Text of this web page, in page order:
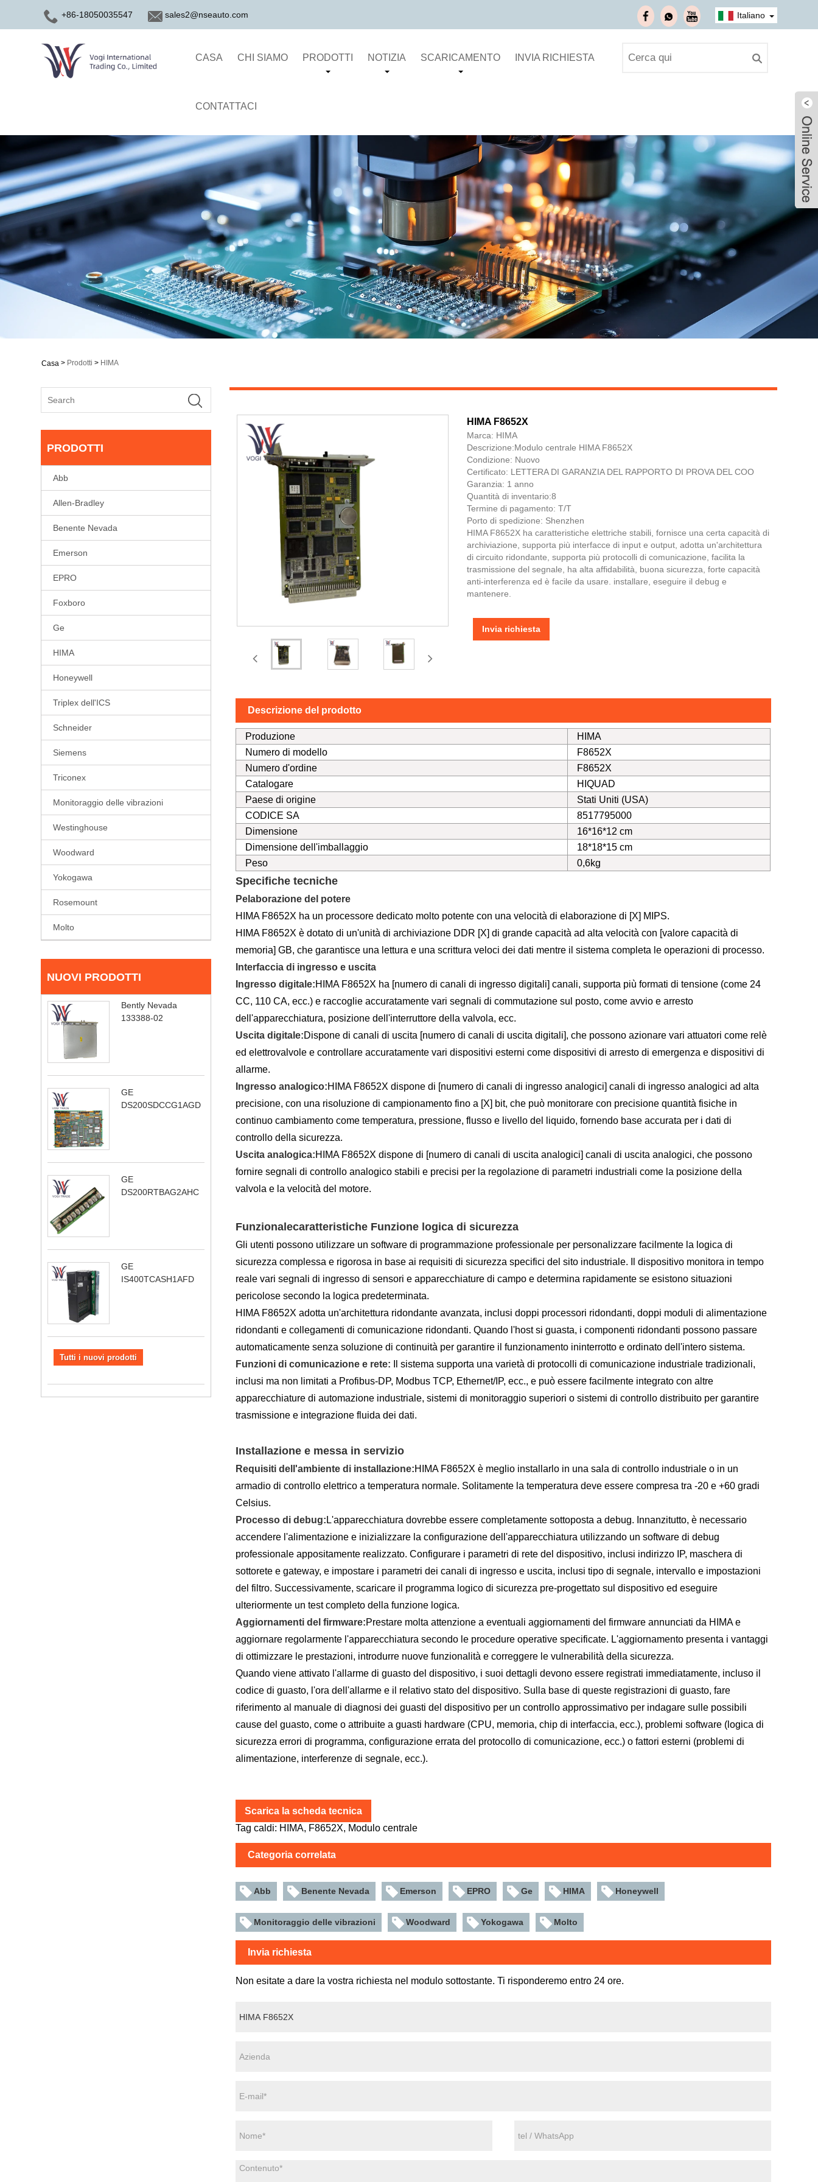
+86-18050035547 sales2@nseauto.com Italiano
CASA CHI SIAMO PRODOTTI NOTIZIA SCARICAMENTO INVIA RICHIESTA
CONTATTACI
Casa > Prodotti > HIMA
PRODOTTI
Abb
Allen-Bradley
Benente Nevada
Emerson
EPRO
Foxboro
Ge
HIMA
Honeywell
Triplex dell'ICS
Schneider
Siemens
Triconex
Monitoraggio delle vibrazioni
Westinghouse
Woodward
Yokogawa
Rosemount
Molto
NUOVI PRODOTTI
Bently Nevada
133388-02
GE
DS200SDCCG1AGD
GE
DS200RTBAG2AHC
GE
IS400TCASH1AFD
Tutti i nuovi prodotti
HIMA F8652X
Marca: HIMA
Descrizione:Modulo centrale HIMA F8652X
Condizione: Nuovo
Certificato: LETTERA DI GARANZIA DEL RAPPORTO DI PROVA DEL COO
Garanzia: 1 anno
Quantità di inventario:8
Termine di pagamento: T/T
Porto di spedizione: Shenzhen
HIMA F8652X ha caratteristiche elettriche stabili, fornisce una certa capacità di
archiviazione, supporta più interfacce di input e output, adotta un'architettura
di circuito ridondante, supporta più protocolli di comunicazione, facilita la
trasmissione del segnale, ha alta affidabilità, buona sicurezza, forte capacità
anti-interferenza ed è facile da usare. installare, eseguire il debug e
mantenere.
Invia richiesta
Descrizione del prodotto
Produzione
HIMA
Numero di modello
F8652X
Numero d'ordine
F8652X
Catalogare
HIQUAD
Paese di origine
Stati Uniti (USA)
CODICE SA
8517795000
Dimensione
16*16*12 cm
Dimensione dell'imballaggio
18*18*15 cm
Peso
0,6kg
Specifiche tecniche
Pelaborazione del potere
HIMA F8652X ha un processore dedicato molto potente con una velocità di elaborazione di [X] MIPS.
HIMA F8652X è dotato di un'unità di archiviazione DDR [X] di grande capacità ad alta velocità con [valore capacità di
memoria] GB, che garantisce una lettura e una scrittura veloci dei dati mentre il sistema completa le operazioni di processo.
Interfaccia di ingresso e uscita
Ingresso digitale:HIMA F8652X ha [numero di canali di ingresso digitali] canali, supporta più formati di tensione (come 24
CC, 110 CA, ecc.) e raccoglie accuratamente vari segnali di commutazione sul posto, come avvio e arresto
dell'apparecchiatura, posizione dell'interruttore della valvola, ecc.
Uscita digitale:Dispone di canali di uscita [numero di canali di uscita digitali], che possono azionare vari attuatori come relè
ed elettrovalvole e controllare accuratamente vari dispositivi esterni come dispositivi di arresto di emergenza e dispositivi di
allarme.
Ingresso analogico:HIMA F8652X dispone di [numero di canali di ingresso analogici] canali di ingresso analogici ad alta
precisione, con una risoluzione di campionamento fino a [X] bit, che può monitorare con precisione quantità fisiche in
continuo cambiamento come temperatura, pressione, flusso e livello del liquido, fornendo base accurata per i dati di
controllo della sicurezza.
Uscita analogica:HIMA F8652X dispone di [numero di canali di uscita analogici] canali di uscita analogici, che possono
fornire segnali di controllo analogico stabili e precisi per la regolazione di parametri industriali come la posizione della
valvola e la velocità del motore.
Funzionalecaratteristiche Funzione logica di sicurezza
Gli utenti possono utilizzare un software di programmazione professionale per personalizzare facilmente la logica di
sicurezza complessa e rigorosa in base ai requisiti di sicurezza specifici del sito industriale. Il dispositivo monitora in tempo
reale vari segnali di ingresso di sensori e apparecchiature di campo e determina rapidamente se esistono situazioni
pericolose secondo la logica predeterminata.
HIMA F8652X adotta un'architettura ridondante avanzata, inclusi doppi processori ridondanti, doppi moduli di alimentazione
ridondanti e collegamenti di comunicazione ridondanti. Quando l'host si guasta, i componenti ridondanti possono passare
automaticamente senza soluzione di continuità per garantire il funzionamento ininterrotto e ordinato dell'intero sistema.
Funzioni di comunicazione e rete:
Il sistema supporta una varietà di protocolli di comunicazione industriale tradizionali,
inclusi ma non limitati a Profibus-DP, Modbus TCP, Ethernet/IP, ecc., e può essere facilmente integrato con altre
apparecchiature di automazione industriale, sistemi di monitoraggio superiori o sistemi di controllo distribuito per garantire
trasmissione e integrazione fluida dei dati.
Installazione e messa in servizio
Requisiti dell'ambiente di installazione:HIMA F8652X è meglio installarlo in una sala di controllo industriale o in un
armadio di controllo elettrico a temperatura normale. Solitamente la temperatura deve essere compresa tra -20 e +60 gradi
Celsius.
Processo di debug: L'apparecchiatura dovrebbe essere completamente sottoposta a debug. Innanzitutto, è necessario
accendere l'alimentazione e inizializzare la configurazione dell'apparecchiatura utilizzando un software di debug
professionale appositamente realizzato. Configurare i parametri di rete del dispositivo, inclusi indirizzo IP, maschera di
sottorete e gateway, e impostare i parametri dei canali di ingresso e uscita, inclusi tipo di segnale, intervallo e impostazioni
del filtro. Successivamente, scaricare il programma logico di sicurezza pre-progettato sul dispositivo ed eseguire
ulteriormente un test completo della funzione logica.
Aggiornamenti del firmware:Prestare molta attenzione a eventuali aggiornamenti del firmware annunciati da HIMA e
aggiornare regolarmente l'apparecchiatura secondo le procedure operative specificate. L'aggiornamento presenta i vantaggi
di ottimizzare le prestazioni, introdurre nuove funzionalità e correggere le vulnerabilità della sicurezza.
Quando viene attivato l'allarme di guasto del dispositivo, i suoi dettagli devono essere registrati immediatamente, incluso il
codice di guasto, l'ora dell'allarme e il relativo stato del dispositivo. Sulla base di queste registrazioni di guasto, fare
riferimento al manuale di diagnosi dei guasti del dispositivo per un controllo approssimativo per indagare sulle possibili
cause del guasto, come o attribuite a guasti hardware (CPU, memoria, chip di interfaccia, ecc.), problemi software (logica di
sicurezza errori di programma, configurazione errata del protocollo di comunicazione, ecc.) o fattori esterni (problemi di
alimentazione, interferenze di segnale, ecc.).
Scarica la scheda tecnica
Tag caldi: HIMA, F8652X, Modulo centrale
Categoria correlata
Abb Benente Nevada Emerson EPRO Ge HIMA Honeywell
Monitoraggio delle vibrazioni Woodward Yokogawa Molto
Invia richiesta
Non esitate a dare la vostra richiesta nel modulo sottostante. Ti risponderemo entro 24 ore.